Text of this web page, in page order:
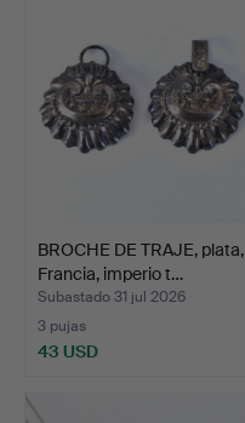
BROCHE DE TRAJE, plata,
Francia, imperio t…
Subastado 31 jul 2026
3 pujas
43 USD